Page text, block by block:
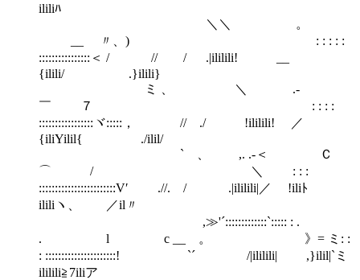
ililiﾊ
＼＼ 。
__ 〃、) : : : : :
::::::::::::::::＜ / // / .|ililili! __
{ilili/ .}ilili}
ミ 、 ＼ .-
￣ ７ : : : :
:::::::::::::::::ヾ:::::， // ./ !ililili! ／
{iliYilil{ ./ilil/
` 、 ,. .-＜ Ｃ
⌒ / ＼ : : :
::::::::::::::::::::::::V′ .//. / .|ililili|／ !iliﾄ
ililiヽ、 ／il〃
,≫'´:::::::::::::`::::: : .
. l c __ 。 》= ミ: :
: ::::::::::::::::::::::! `´ /|ililili| ,}ilil|`ミ
ililili≧7iliア